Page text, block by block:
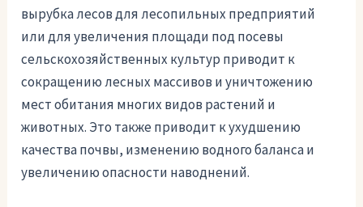
вырубка лесов для лесопильных предприятий
или для увеличения площади под посевы
сельскохозяйственных культур приводит к
сокращению лесных массивов и уничтожению
мест обитания многих видов растений и
животных. Это также приводит к ухудшению
качества почвы, изменению водного баланса и
увеличению опасности наводнений.